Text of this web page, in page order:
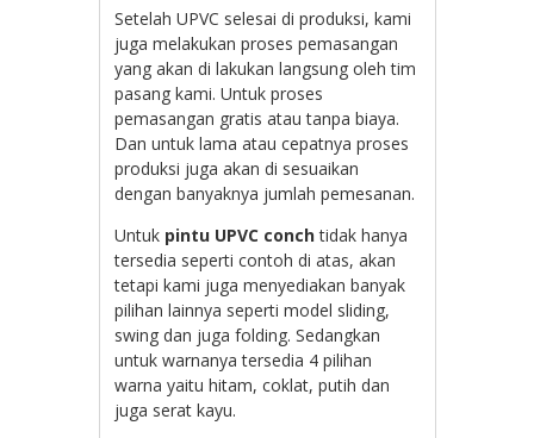
Setelah UPVC selesai di produksi, kami
juga melakukan proses pemasangan
yang akan di lakukan langsung oleh tim
pasang kami. Untuk proses
pemasangan gratis atau tanpa biaya.
Dan untuk lama atau cepatnya proses
produksi juga akan di sesuaikan
dengan banyaknya jumlah pemesanan.
Untuk pintu UPVC conchtidak hanya
tersedia seperti contoh di atas, akan
tetapi kami juga menyediakan banyak
pilihan lainnya seperti model sliding,
swing dan juga folding. Sedangkan
untuk warnanya tersedia 4 pilihan
warna yaitu hitam, coklat, putih dan
juga serat kayu.